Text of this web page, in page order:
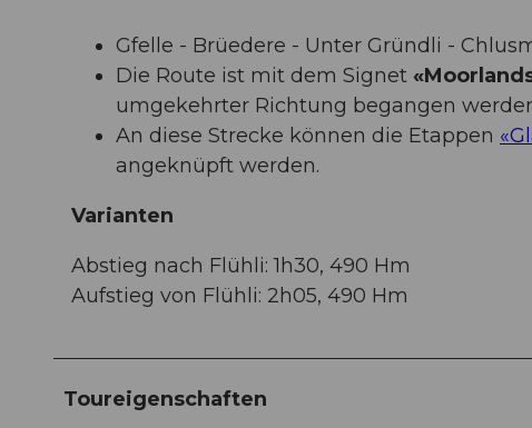
Gfelle - Brüedere - Unter Gründli -
Die Route ist mit dem Signet
umgekehrter Richtung begangen
An diese Strecke können die Etappen
angeknüpft werden.
Varianten
Abstieg nach Flühli: 1h30, 490 Hm
Aufstieg von Flühli: 2h05, 490 Hm
Toureigenschaften